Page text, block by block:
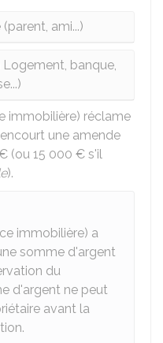
ami...)
banque,
immobilière) réclame
une amende
(ou 15 000 € s'il
).
immobilière) a
somme d'argent
du
d'argent ne peut
avant la